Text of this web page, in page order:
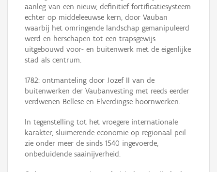
aanleg van een nieuw, definitief fortificatiesysteem
echter op middeleeuwse kern, door Vauban
waarbij het omringende landschap gemanipuleerd
werd en herschapen tot een trapsgewijs
uitgebouwd voor- en buitenwerk met de eigenlijke
stad als centrum.
1782: ontmanteling door Jozef II van de
buitenwerken der Vaubanvesting met reeds eerder
verdwenen Bellese en Elverdingse hoornwerken.
In tegenstelling tot het vroegere internationale
karakter, sluimerende economie op regionaal peil
zie onder meer de sinds 1540 ingevoerde,
onbeduidende saainijverheid.